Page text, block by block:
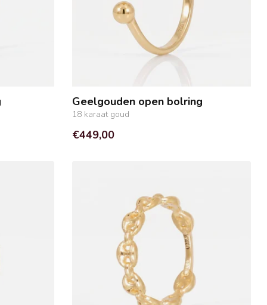
Geelgouden open bolring
18 karaat goud
€449,00